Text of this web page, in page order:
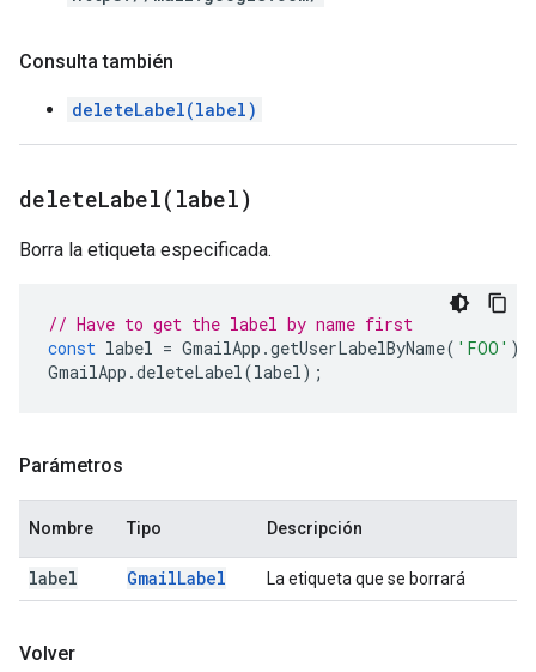
Consulta también
deleteLabel(label)
deleteLabel( label)
Borra la etiqueta especificada.
// Have to get the label by name first
const label = GmailApp .getUserLabelByName( 'FOO' );
GmailApp .deleteLabel(label);
Parámetros
Nombre Tipo Descripción
label GmailLabel La etiqueta que se borrará
Volver